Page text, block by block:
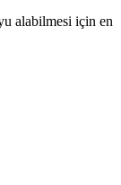
alabilmesi için en